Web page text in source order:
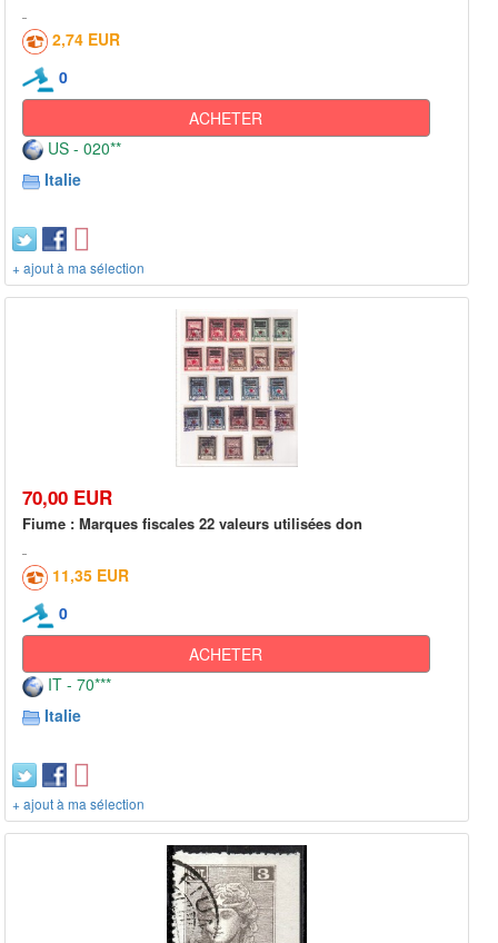
2,74 EUR
0
ACHETER
US - 020**
Italie
+ ajout à ma sélection
70,00 EUR
Fiume : Marques fiscales 22 valeurs utilisées don
11,35 EUR
0
ACHETER
IT - 70***
Italie
+ ajout à ma sélection